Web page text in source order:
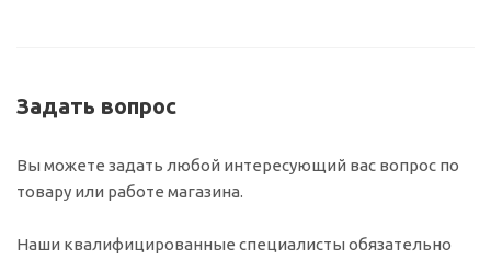
Задать вопрос
Вы можете задать любой интересующий вас вопрос по
товару или работе магазина.
Наши квалифицированные специалисты обязательно